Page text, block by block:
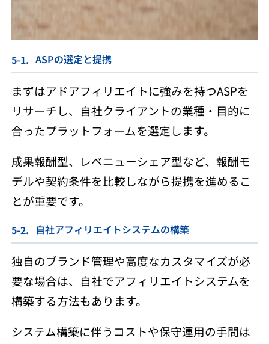
ASPの選定と提携
まずはアドアフィリエイトに強みを持つASPを
リサーチし、自社クライアントの業種・目的に
合ったプラットフォームを選定します。
成果報酬型、レベニューシェア型など、報酬モ
デルや契約条件を比較しながら提携を進めるこ
とが重要です。
自社アフィリエイトシステムの構築
独自のブランド管理や高度なカスタマイズが必
要な場合は、自社でアフィリエイトシステムを
構築する方法もあります。
システム構築に伴うコストや保守運用の手間は